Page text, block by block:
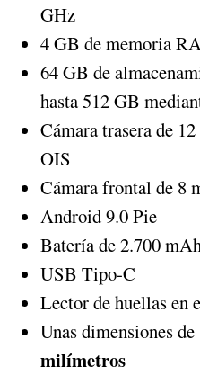
GHz
4 GB de memoria
64 GB de
hasta 512 GB
Cámara trasera de
OIS
Cámara frontal de 8
Android 9.0 Pie
Batería de 2.700
USB Tipo-C
Lector de huellas en
Unas dimensiones de
milímetros